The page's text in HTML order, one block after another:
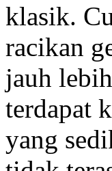
klasik.
racikan
jauh
terdapat
yang